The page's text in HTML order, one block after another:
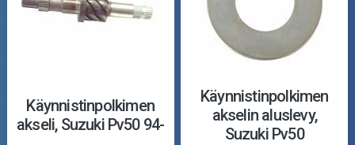
Käynnistinpolkimen
akseli, Suzuki Pv50 94-
Käynnistinpolkimen
akselin aluslevy,
Suzuki Pv50